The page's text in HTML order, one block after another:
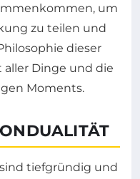
um
zu teilen und
dieser
Dinge und die
Moments.
tiefgründig und